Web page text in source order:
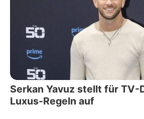
Serkan Yavuz stellt für TV-
Luxus-Regeln auf